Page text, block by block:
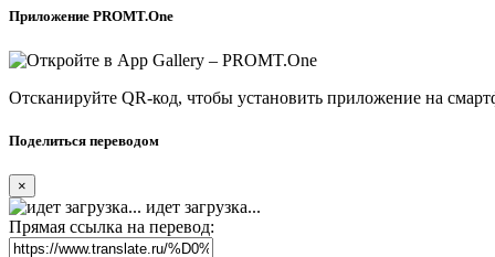
Приложение PROMT.One
Отсканируйте QR-код, чтобы установить приложение на
Поделиться переводом
×
идет загрузка...
Прямая ссылка на перевод: